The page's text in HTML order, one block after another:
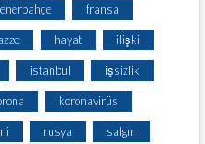
fransa
hayat ilişki
istanbul işsizlik
koronavirüs
rusya salgın